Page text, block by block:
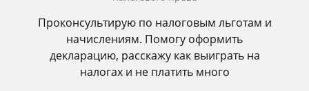
Проконсультирую по налоговым льготам и
начислениям. Помогу оформить
декларацию, расскажу как выиграть на
налогах и не платить много